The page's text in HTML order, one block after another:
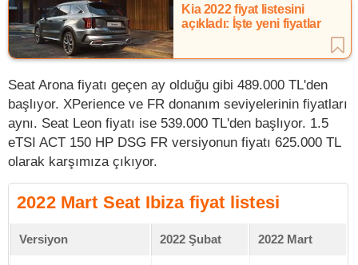
Kia 2022 fiyat listesini
açıkladı: İşte yeni fiyatlar
Seat Arona fiyatı geçen ay olduğu gibi 489.000 TL'den
başlıyor. XPerience ve FR donanım seviyelerinin fiyatları
aynı. Seat Leon fiyatı ise 539.000 TL'den başlıyor. 1.5
eTSI ACT 150 HP DSG FR versiyonun fiyatı 625.000 TL
olarak karşımıza çıkıyor.
2022 Mart Seat Ibiza fiyat listesi
Versiyon 2022 Şubat 2022 Mart